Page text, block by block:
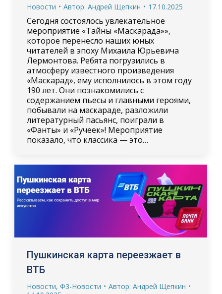
Новости Автор: Андрей Щепкин 17.10.2025
Сегодня состоялось увлекательное
мероприятие «Тайны «Маскарада»»,
которое перенесло наших юных
читателей в эпоху Михаила Юрьевича
Лермонтова. Ребята погрузились в
атмосферу известного произведения
«Маскарад», ему исполнилось в этом году
190 лет. Они познакомились с
содержанием пьесы и главными героями,
побывали на маскараде, разложили
литературный пасьянс, поиграли в
«Фанты» и «Ручеек»! Мероприятие
показало, что классика — это…
Пушкинская карта переезжает в
ВТБ
Новости, Ф3-Новости Автор: Андрей Щепкин